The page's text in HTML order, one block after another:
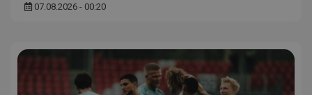
07.08.2026 - 00:20